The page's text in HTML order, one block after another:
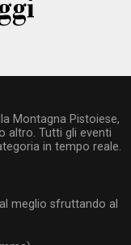
Montagna Pistoiese,
altro. Tutti gli eventi
in tempo reale.
meglio sfruttando al